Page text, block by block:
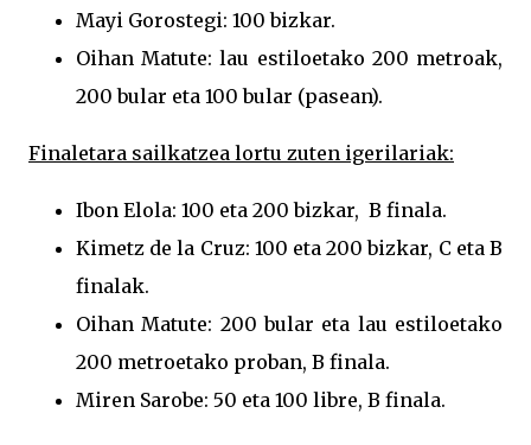
Mayi Gorostegi: 100 bizkar.
Oihan Matute: lau estiloetako 200 metroak,
200 bular eta 100 bular (pasean).
Finaletara sailkatzea lortu zuten igerilariak:
Ibon Elola: 100 eta 200 bizkar, B finala.
Kimetz de la Cruz: 100 eta 200 bizkar, C eta B
finalak.
Oihan Matute: 200 bular eta lau estiloetako
200 metroetako proban, B finala.
Miren Sarobe: 50 eta 100 libre, B finala.